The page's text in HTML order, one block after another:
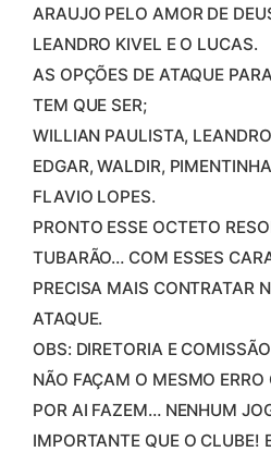
ARAUJO PELO AMOR DE
LEANDRO KIVEL E O LUCAS.
AS OPÇÕES DE ATAQUE
TEM QUE SER;
WILLIAN PAULISTA,
EDGAR, WALDIR,
FLAVIO LOPES.
PRONTO ESSE OCTETO
TUBARÃO… COM ESSES
PRECISA MAIS CONTRATAR
ATAQUE.
OBS: DIRETORIA E
NÃO FAÇAM O MESMO ERRO
POR AI FAZEM… NENHUM
IMPORTANTE QUE O CLUBE!